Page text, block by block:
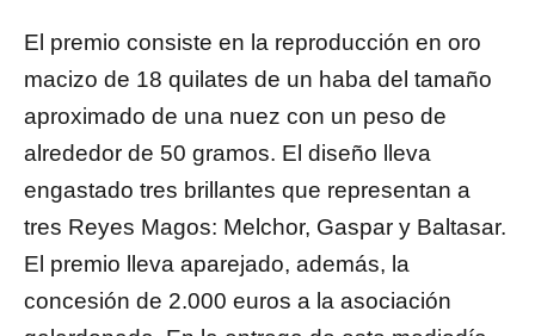
El premio consiste en la reproducción en oro
macizo de 18 quilates de un haba del tamaño
aproximado de una nuez con un peso de
alrededor de 50 gramos. El diseño lleva
engastado tres brillantes que representan a
tres Reyes Magos: Melchor, Gaspar y Baltasar.
El premio lleva aparejado, además, la
concesión de 2.000 euros a la asociación